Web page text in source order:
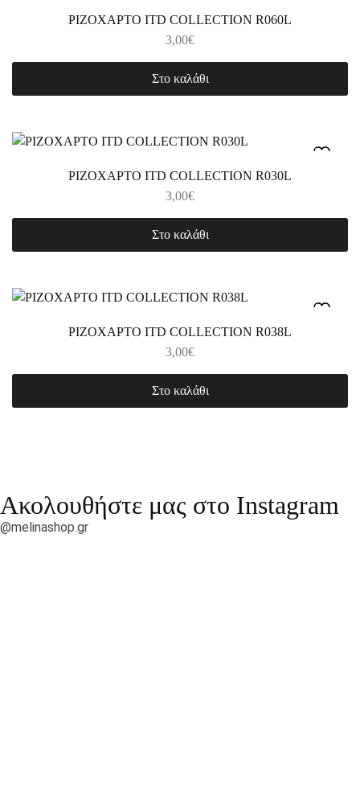
ΡΙΖΟΧΑΡΤΟ ITD COLLECTION R060L
3,00€
Στο καλάθι
ΡΙΖΟΧΑΡΤΟ ITD COLLECTION R030L
3,00€
Στο καλάθι
ΡΙΖΟΧΑΡΤΟ ITD COLLECTION R038L
3,00€
Στο καλάθι
Ακολουθήστε μας στο Instagram
@melinashop.gr